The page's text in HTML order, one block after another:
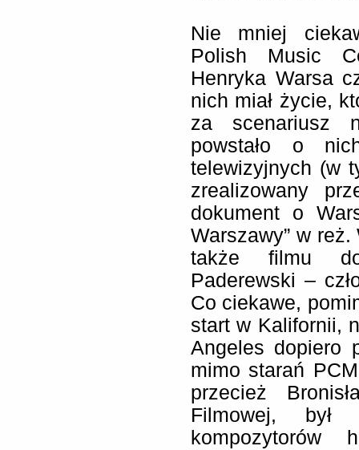
Nie mniej
Polish Music
Henryka Warsa
nich miał życie,
za scenariusz
powstało o
telewizyjnych (w
zrealizowany
dokument o
Warszawy” w
także filmu
Paderewski –
Co ciekawe,
start w Kalifornii,
Angeles dopiero
mimo starań
przecież
Filmowej, był
kompozytorów